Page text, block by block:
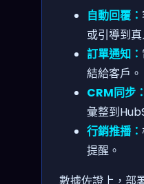
自動回覆：
或引導到真
訂單通知：
結給客戶。
CRM同步：
彙整到
行銷推播：
提醒。
數據佐證上，部